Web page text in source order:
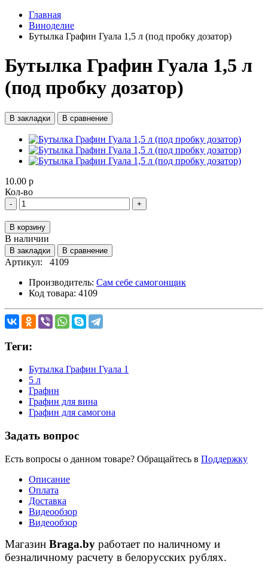
Главная
Виноделие
Бутылка Графин Гуала 1,5 л (под пробку дозатор)
Бутылка Графин Гуала 1,5 л
(под пробку дозатор)
В закладки В сравнение
10.00 р
Кол-во
- +
В корзину
В наличии
В закладки В сравнение
Артикул: 4109
Производитель: Сам себе самогонщик
Код товара: 4109
Теги:
Бутылка Графин Гуала 1
5 л
Графин
Графин для вина
Графин для самогона
Задать вопрос
Есть вопросы о данном товаре? Обращайтесь в Поддержку
Описание
Оплата
Доставка
Видеообзор
Видеообзор
Магазин Braga.by работает по наличному и
безналичному расчету в белорусских рублях.